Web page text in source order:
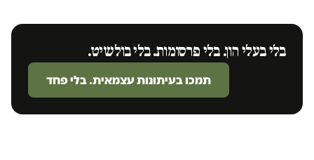
בלי בעלי הון. בלי פרסומות. בלי בולשיט.
תמכו בעיתונות עצמאית. בלי פחד